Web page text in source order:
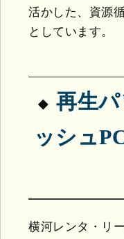
活かした、資源
としています。
再生
ッシュ
横河レンタ・リ